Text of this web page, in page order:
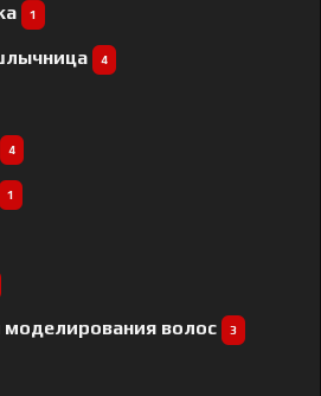
1
4
4
1
волос 3